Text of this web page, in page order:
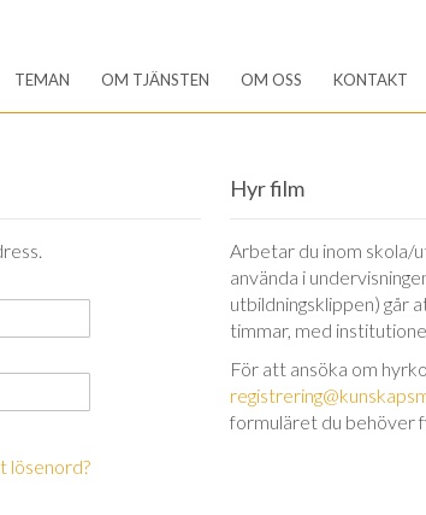
TEMAN OM TJÄNSTEN OM OSS KONTAKT
lösenord?
Hyr film
Arbetar du inom skola/
använda i
utbildningsklippen) går
timmar, med
För att ansöka om
formuläret du behöver